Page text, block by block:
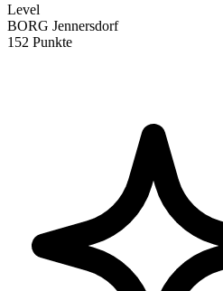
Level
BORG Jennersdorf
152 Punkte